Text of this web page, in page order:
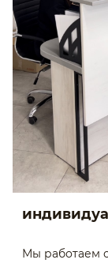
Мы работаем